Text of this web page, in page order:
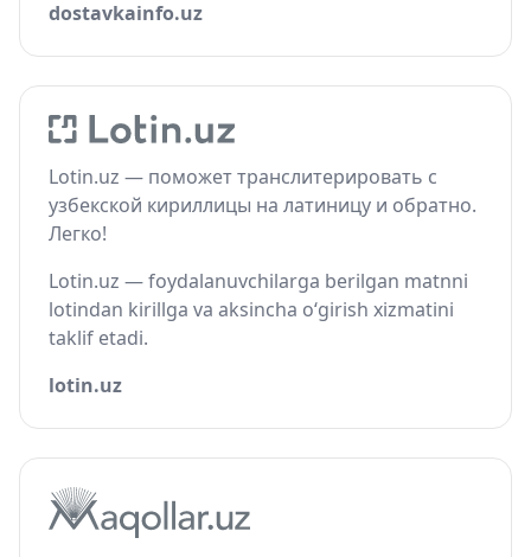
dostavkainfo.uz
Lotin.uz — поможет транслитерировать с
узбекской кириллицы на латиницу и обратно.
Легко!
Lotin.uz — foydalanuvchilarga berilgan matnni
lotindan kirillga va aksincha o‘girish xizmatini
taklif etadi.
lotin.uz